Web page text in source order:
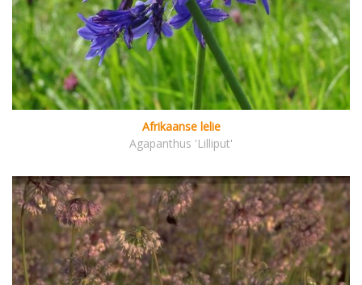
Afrikaanse lelie
Agapanthus 'Lilliput'